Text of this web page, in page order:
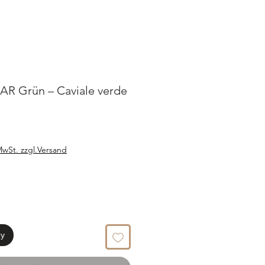
Grün – Caviale verde
zzgl.Versand